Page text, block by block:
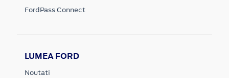
FordPass Connect
LUMEA FORD
Noutati